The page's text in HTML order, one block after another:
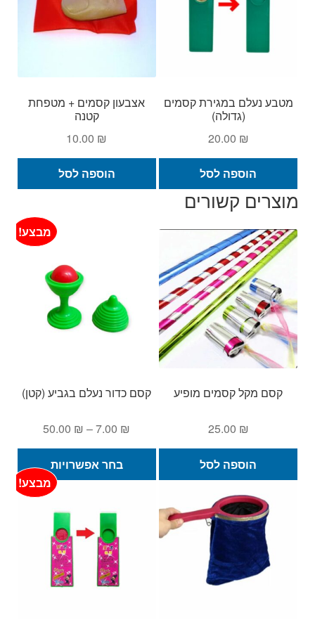
מטבע נעלם במגירת קסמים
(גדולה)
20.00 ₪
הוספה לסל
אצבעון קסמים + מטפחת
קטנה
10.00 ₪
הוספה לסל
מוצרים קשורים
קסם מקל קסמים מופיע
25.00 ₪
הוספה לסל
קסם כדור נעלם בגביע (קטן)
מבצע!
7.00 ₪
–
50.00 ₪
טווח
מחירים:
עד
⁦50.00 ₪⁩
בחר אפשרויות
זה
יש
מבצע!